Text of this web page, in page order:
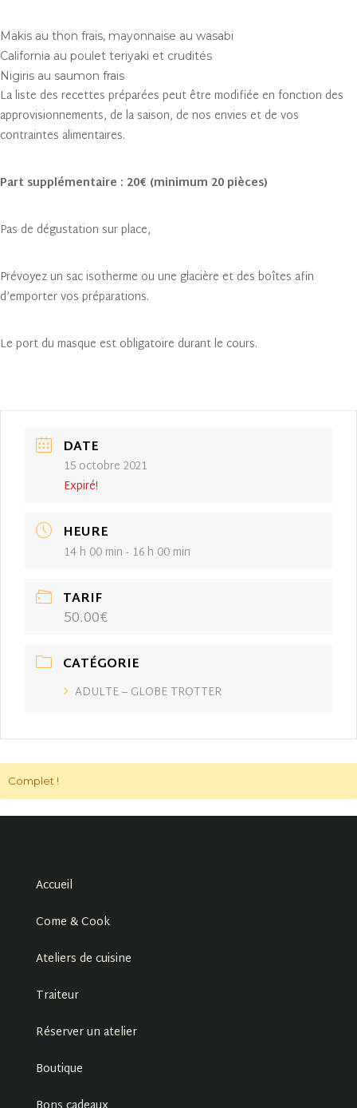
Makis au thon frais, mayonnaise au wasabi
California au poulet teriyaki et crudités
Nigiris au saumon frais
La liste des recettes préparées peut être modifiée en fonction des
approvisionnements, de la saison, de nos envies et de vos
contraintes alimentaires.
Part supplémentaire : 20€ (minimum 20 pièces)
Pas de dégustation sur place,
Prévoyez un sac isotherme ou une glacière et des boîtes afin
d’emporter vos préparations.
Le port du masque est obligatoire durant le cours.
DATE
15 octobre 2021
Expiré!
HEURE
14 h 00 min - 16 h 00 min
TARIF
50.00€
CATÉGORIE
ADULTE – GLOBE TROTTER
Complet !
Accueil
Come & Cook
Ateliers de cuisine
Traiteur
Réserver un atelier
Boutique